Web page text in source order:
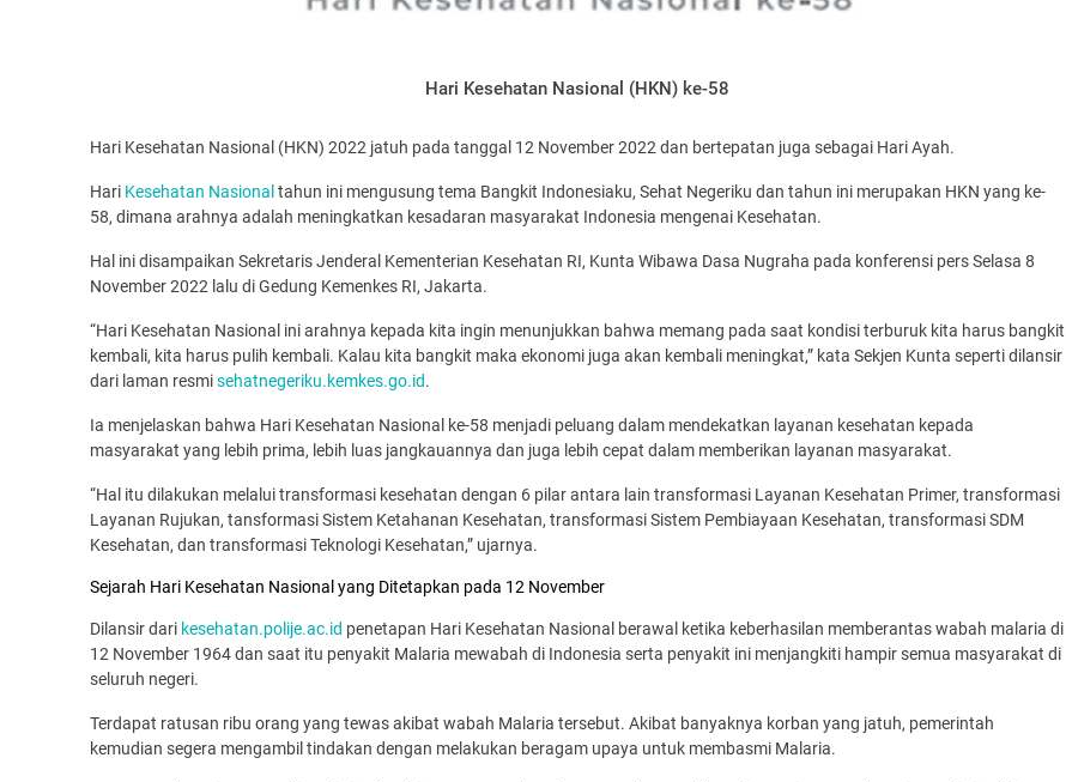
Hari Kesehatan Nasional (HKN) ke-58
Hari Kesehatan Nasional (HKN) 2022 jatuh pada tanggal 12 November 2022 dan bertepatan juga sebagai Hari Ayah.
Hari Kesehatan Nasional tahun ini mengusung tema Bangkit Indonesiaku, Sehat Negeriku dan tahun ini merupakan HKN yang ke-
58, dimana arahnya adalah meningkatkan kesadaran masyarakat Indonesia mengenai Kesehatan.
Hal ini disampaikan Sekretaris Jenderal Kementerian Kesehatan RI, Kunta Wibawa Dasa Nugraha pada konferensi pers Selasa 8
November 2022 lalu di Gedung Kemenkes RI, Jakarta.
“Hari Kesehatan Nasional ini arahnya kepada kita ingin menunjukkan bahwa memang pada saat kondisi terburuk kita harus bangkit
kembali, kita harus pulih kembali. Kalau kita bangkit maka ekonomi juga akan kembali meningkat,” kata Sekjen Kunta seperti dilansir
dari laman resmisehatnegeriku.kemkes.go.id.
Ia menjelaskan bahwa Hari Kesehatan Nasional ke-58 menjadi peluang dalam mendekatkan layanan kesehatan kepada
masyarakat yang lebih prima, lebih luas jangkauannya dan juga lebih cepat dalam memberikan layanan masyarakat.
“Hal itu dilakukan melalui transformasi kesehatan dengan 6 pilar antara lain transformasi Layanan Kesehatan Primer, transformasi
Layanan Rujukan, tansformasi Sistem Ketahanan Kesehatan, transformasi Sistem Pembiayaan Kesehatan, transformasi SDM
Kesehatan, dan transformasi Teknologi Kesehatan,” ujarnya.
Sejarah Hari Kesehatan Nasional yang Ditetapkan pada 12 November
Dilansir dari kesehatan.polije.ac.id penetapan Hari Kesehatan Nasional berawal ketika keberhasilan memberantas wabah malaria di
12 November 1964 dan saat itu penyakit Malaria mewabah di Indonesia serta penyakit ini menjangkiti hampir semua masyarakat di
seluruh negeri.
Terdapat ratusan ribu orang yang tewas akibat wabah Malaria tersebut. Akibat banyaknya korban yang jatuh, pemerintah
kemudian segera mengambil tindakan dengan melakukan beragam upaya untuk membasmi Malaria.